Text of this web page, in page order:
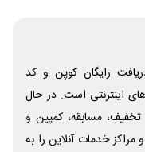
رایگان کوپن و کد
اینترنتی است. در حال
مسابقه، کمپین و
خدمات آنلاین را به